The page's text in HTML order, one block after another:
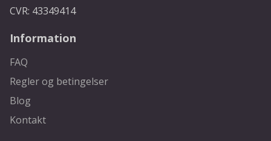
CVR: 43349414
Information
FAQ
Regler og betingelser
Blog
Kontakt